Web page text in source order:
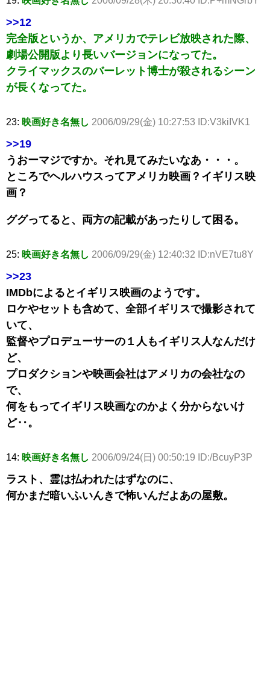
>>12
完全版というか、アメリカでテレビ放映された際、
劇場公開版より長いバージョンになってた。
クライマックスのバーレット博士が殺されるシーン
が長くなってた。
23: 映画好き名無し 2006/09/29(金) 10:27:53 ID:V3kiIVK1
>>19
うおーマジですか。それ見てみたいなあ・・・。
ところでヘルハウスってアメリカ映画？イギリス映
画？
ググってると、両方の記載があったりして困る。
25: 映画好き名無し 2006/09/29(金) 12:40:32 ID:nVE7tu8Y
>>23
IMDbによるとイギリス映画のようです。
ロケやセットも含めて、全部イギリスで撮影されて
いて、
監督やプロデューサーの１人もイギリス人なんだけ
ど、
プロダクションや映画会社はアメリカの会社なの
で、
何をもってイギリス映画なのかよく分からないけ
ど‥。
14: 映画好き名無し 2006/09/24(日) 00:50:19 ID:/BcuyP3P
ラスト、霊は払われたはずなのに、
何かまだ暗いふいんきで怖いんだよあの屋敷。